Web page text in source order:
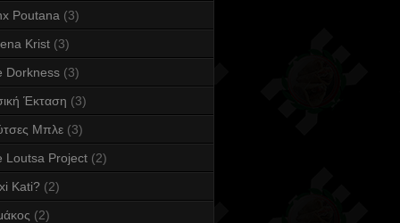
Poutana (3)
Krist (3)
Dorkness (3)
Έκταση (3)
Μπλε (3)
Loutsa Project (2)
Kati? (2)
(2)